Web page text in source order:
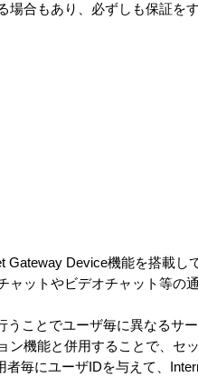
合もあり、必ずしも保証を
Gateway Device機能を搭載し
ットやビデオチャット等の
ことでユーザ毎に異なるサ
機能と併用することで、セ
毎にユーザIDを与えて、